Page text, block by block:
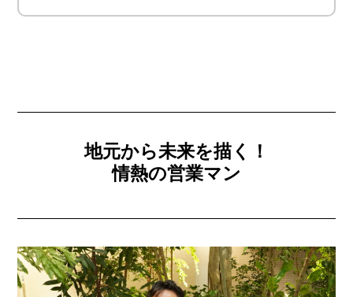
地元から未来を描く！
情熱の営業マン